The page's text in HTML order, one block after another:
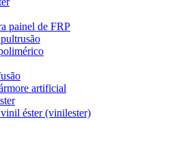
painel de FRP
artificial
éster (vinilester)